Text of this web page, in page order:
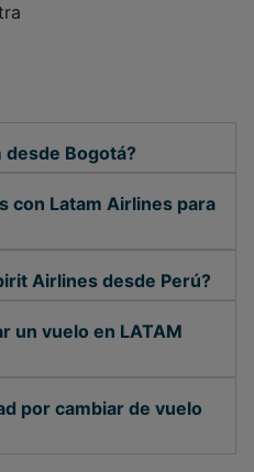
desde Bogotá?
con Latam Airlines para
Airlines desde Perú?
un vuelo en LATAM
por cambiar de vuelo